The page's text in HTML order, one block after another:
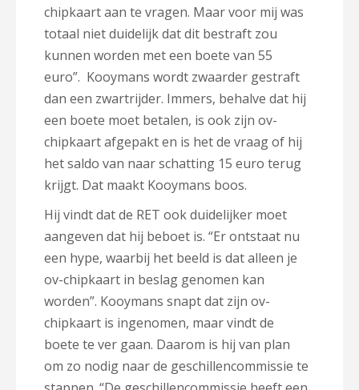
chipkaart aan te vragen. Maar voor mij was
totaal niet duidelijk dat dit bestraft zou
kunnen worden met een boete van 55
euro”. Kooymans wordt zwaarder gestraft
dan een zwartrijder. Immers, behalve dat hij
een boete moet betalen, is ook zijn ov-
chipkaart afgepakt en is het de vraag of hij
het saldo van naar schatting 15 euro terug
krijgt. Dat maakt Kooymans boos.
Hij vindt dat de RET ook duidelijker moet
aangeven dat hij beboet is. “Er ontstaat nu
een hype, waarbij het beeld is dat alleen je
ov-chipkaart in beslag genomen kan
worden”. Kooymans snapt dat zijn ov-
chipkaart is ingenomen, maar vindt de
boete te ver gaan. Daarom is hij van plan
om zo nodig naar de geschillencommissie te